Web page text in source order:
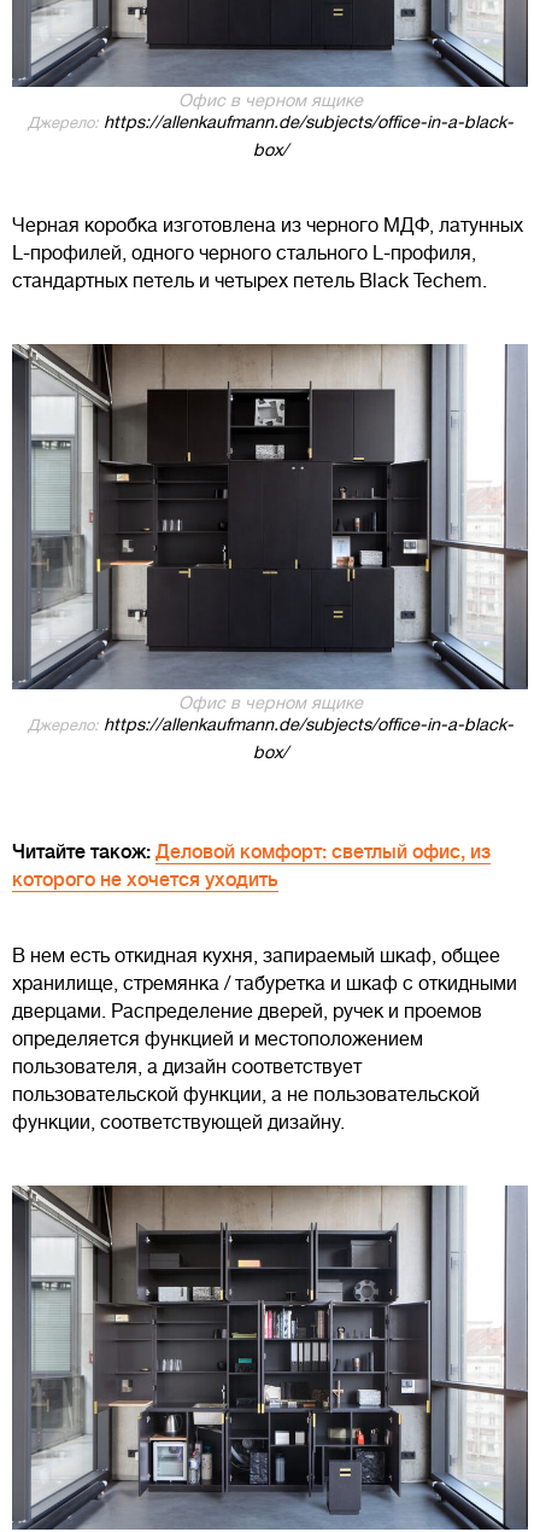
Офис в черном ящике
Джерело:https://allenkaufmann.de/subjects/office-in-a-black-
box/
Черная коробка изготовлена из черного МДФ, латунных
L-профилей, одного черного стального L-профиля,
стандартных петель и четырех петель Black Techem.
Офис в черном ящике
Джерело:https://allenkaufmann.de/subjects/office-in-a-black-
box/
Читайте також: Деловой комфорт: светлый офис, из
которого не хочется уходить
В нем есть откидная кухня, запираемый шкаф, общее
хранилище, стремянка / табуретка и шкаф с откидными
дверцами. Распределение дверей, ручек и проемов
определяется функцией и местоположением
пользователя, а дизайн соответствует
пользовательской функции, а не пользовательской
функции, соответствующей дизайну.